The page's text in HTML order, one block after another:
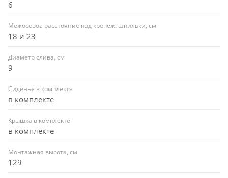
6
Межосевое расстояние под крепеж. шпильки, см
18 и 23
Диаметр слива, см
9
Сиденье в комплекте
в комплекте
Крышка в комплекте
в комплекте
Монтажная высота, см
129